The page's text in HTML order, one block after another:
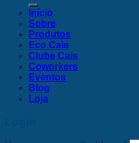
Início
Sobre
Produtos
Eco Cais
Clube Cais
Coworkers
Eventos
Blog
Loja